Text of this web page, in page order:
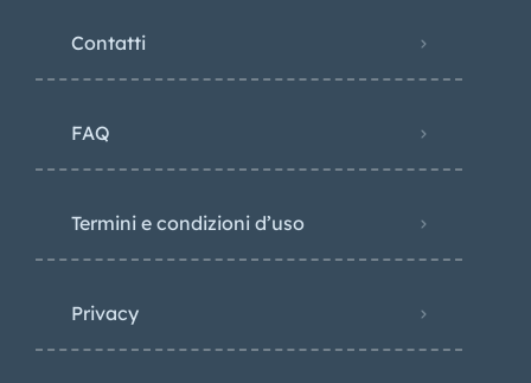
Contatti
FAQ
Termini e condizioni d’uso
Privacy